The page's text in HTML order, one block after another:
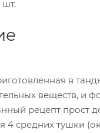
в
веществ, и
рецепт прост
4 средних тушки
шт.